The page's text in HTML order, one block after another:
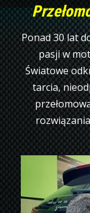
Ponad 30 lat
pasji w
Światowe
tarcia,